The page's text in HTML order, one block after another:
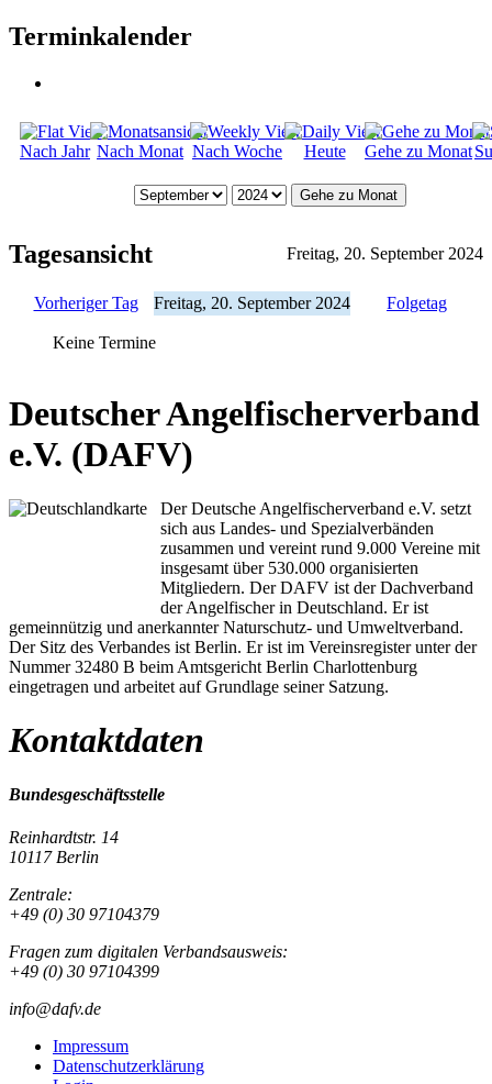
Terminkalender
Nach Jahr Nach Monat Nach Woche Heute Gehe zu Monat
Gehe zu Monat
Tagesansicht Freitag, 20. September 2024
Vorheriger Tag Freitag, 20. September 2024 Folgetag
Keine Termine
Deutscher Angelfischerverband
e.V. (DAFV)
Der Deutsche Angelfischerverband e.V. setzt
sich aus Landes- und Spezialverbänden
zusammen und vereint rund 9.000 Vereine mit
insgesamt über 530.000 organisierten
Mitgliedern. Der DAFV ist der Dachverband
der Angelfischer in Deutschland. Er ist
gemeinnützig und anerkannter Naturschutz- und Umweltverband.
Der Sitz des Verbandes ist Berlin. Er ist im Vereinsregister unter der
Nummer 32480 B beim Amtsgericht Berlin Charlottenburg
eingetragen und arbeitet auf Grundlage seiner Satzung.
Kontaktdaten
Bundesgeschäftsstelle
Reinhardtstr. 14
10117 Berlin
Zentrale:
+49 (0) 30 97104379
Fragen zum digitalen Verbandsausweis:
+49 (0) 30 97104399
info@dafv.de
Impressum
Datenschutzerklärung